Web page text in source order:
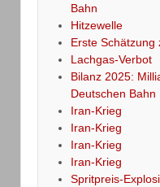
Bahn
Hitzewelle
Erste
Lachgas-Verbot
Bilanz 2025:
Deutschen Bahn
Iran-Krieg
Iran-Krieg
Iran-Krieg
Iran-Krieg
Spritpreis-